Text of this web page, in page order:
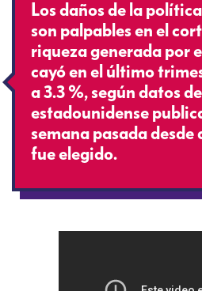
Los daños de la
son palpables en el
riqueza generada por
cayó en el último
a 3.3 %, según datos
estadounidense
semana pasada desde
fue elegido.